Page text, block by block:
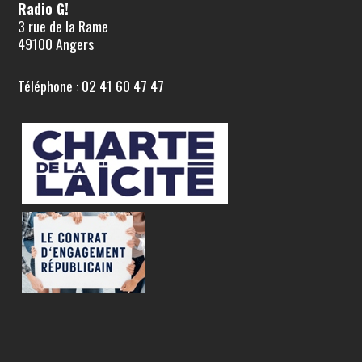
Radio G!
3 rue de la Rame
49100 Angers
Téléphone : 02 41 60 47 47